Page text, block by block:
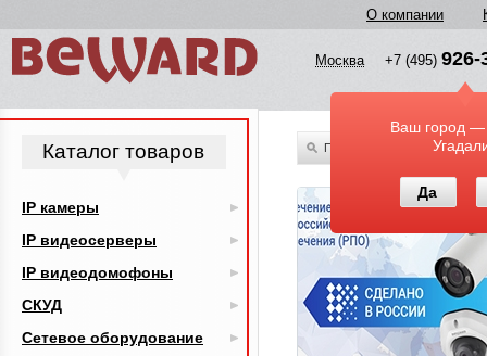
О компании
Москва +7 (495) 926-
Ваш город —
Да
По всему каталогу
Каталог товаров
IP камеры
IP видеосерверы
IP видеодомофоны
СКУД
Сетевое оборудование